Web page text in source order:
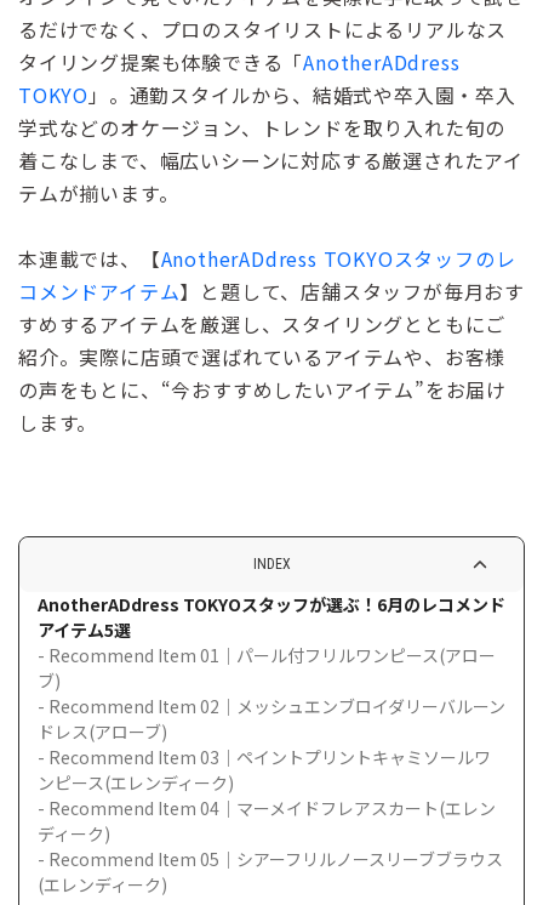
るだけでなく、プロのスタイリストによるリアルなス
タイリング提案も体験できる「AnotherADdress
TOKYO 」。通勤スタイルから、結婚式や卒入園・卒入
学式などのオケージョン、トレンドを取り入れた旬の
着こなしまで、幅広いシーンに対応する厳選されたアイ
テムが揃います。
本連載では、【AnotherADdress TOKYOスタッフのレ
コメンドアイテム】と題して、店舗スタッフが毎月おす
すめするアイテムを厳選し、スタイリングとともにご
紹介。実際に店頭で選ばれているアイテムや、お客様
の声をもとに、“今おすすめしたいアイテム”をお届け
します。
INDEX
AnotherADdress TOKYOスタッフが選ぶ！6月のレコメンド
アイテム5選
- Recommend Item 01｜パール付フリルワンピース(アロー
ブ)
- Recommend Item 02｜メッシュエンブロイダリーバルーン
ドレス(アローブ)
- Recommend Item 03｜ペイントプリントキャミソールワ
ンピース(エレンディーク)
- Recommend Item 04｜マーメイドフレアスカート(エレン
ディーク)
- Recommend Item 05｜シアーフリルノースリーブブラウス
(エレンディーク)